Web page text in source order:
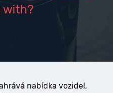
with?
nabídka vozidel,